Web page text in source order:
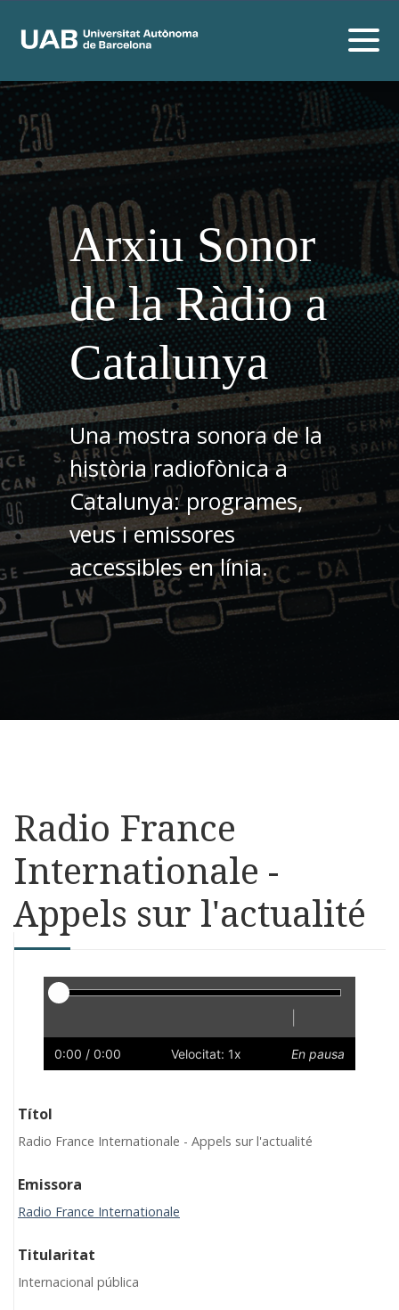
Arxiu Sonor
de la Ràdio a
Catalunya
Una mostra sonora de la
història radiofònica a
Catalunya: programes,
veus i emissores
accessibles en línia.
Radio France
Internationale -
Appels sur l'actualité
Reproductor
Lent
0:00 / 0:00 Velocitat: 1x En pausa
Títol
Radio France Internationale - Appels sur l'actualité
Emissora
Radio France Internationale
Titularitat
Internacional pública